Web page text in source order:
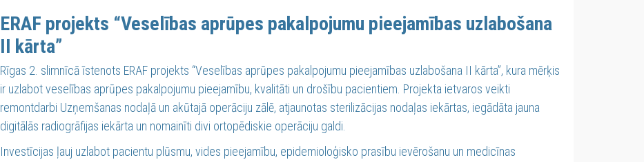
ERAF projekts “Veselības aprūpes pakalpojumu pieejamības uzlabošana
II kārta”
Rīgas 2. slimnīcā īstenots ERAF projekts “Veselības aprūpes pakalpojumu pieejamības uzlabošana II kārta”, kura mērķis
ir uzlabot veselības aprūpes pakalpojumu pieejamību, kvalitāti un drošību pacientiem. Projekta ietvaros veikti
remontdarbi Uzņemšanas nodaļā un akūtajā operāciju zālē, atjaunotas sterilizācijas nodaļas iekārtas, iegādāta jauna
digitālās radiogrāfijas iekārta un nomainīti divi ortopēdiskie operāciju galdi.
Investīcijas ļauj uzlabot pacientu plūsmu, vides pieejamību, epidemioloģisko prasību ievērošanu un medicīnas